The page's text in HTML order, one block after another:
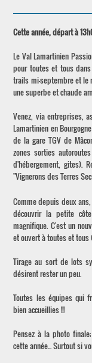
Cette année, départ à
Le Val Lamartinien
pour toutes et tous
trails mi-septembre et le
une superbe et chaude
Venez, via entreprises,
Lamartinien en
de la gare TGV de
zones sorties
d'hébergement, gites).
"Vignerons des Terres
Comme depuis deux
découvrir la petite
magnifique. C'est un
et ouvert à toutes et tous
Tirage au sort de lots
désirent rester un peu.
Toutes les équipes qui
bien accueillies !!!
Pensez à la photo
cette année... Surtout si